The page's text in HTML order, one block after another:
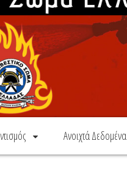
Ανοιχτά Δεδομένα